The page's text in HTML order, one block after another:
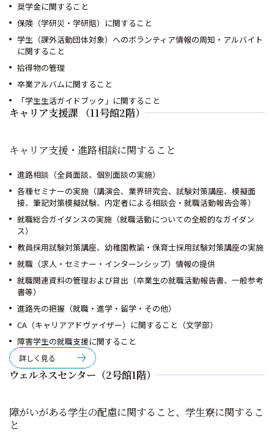
奨学金に関すること
保険（学研災・学研賠）に関すること
学生（課外活動団体対象）へのボランティア情報の周知・アルバイト
に関すること
拾得物の管理
卒業アルバムに関すること
「学生生活ガイドブック」に関すること
キャリア支援課 （11号館2階）
キャリア支援・進路相談に関すること
進路相談（全員面談、個別面談の実施）
各種セミナーの実施（講演会、業界研究会、試験対策講座、模擬面
接、筆記対策模擬試験、内定者による相談会・就職活動報告会等）
就職総合ガイダンスの実施（就職活動についての全般的なガイダン
ス）
教員採用試験対策講座、幼稚園教諭・保育士採用試験対策講座の実施
就職（求人・セミナー・インターンシップ）情報の提供
就職関連資料の管理および貸出（卒業生の就職活動報告書、一般参考
書等）
進路先の把握（就職・進学・留学・その他）
CA（キャリアアドヴァイザー）に関すること（文学部）
障害学生の就職支援に関すること
詳しく見る
ウェルネスセンター（2号館1階）
障がいがある学生の配慮に関すること、学生寮に関するこ
と